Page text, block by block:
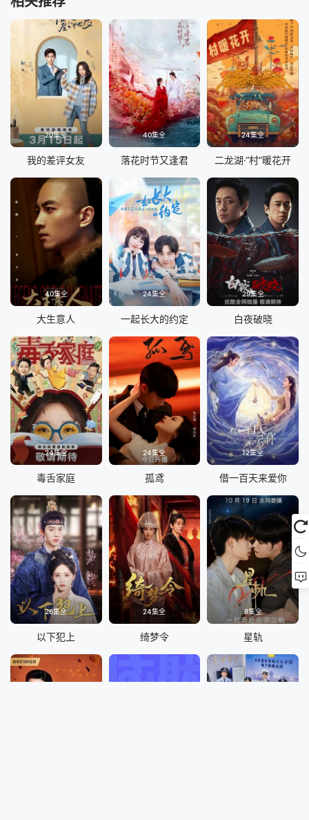
20集全
我的差评女友
40集全
落花时节又逢君
24集全
二龙湖·“村”暖花开
40集全
大生意人
24集全
一起长大的约定
29集全
白夜破晓
24集全
毒舌家庭
24集全
孤鸢
12集全
借一百天来爱你
26集全
以下犯上
24集全
绮梦令
8集全
星轨